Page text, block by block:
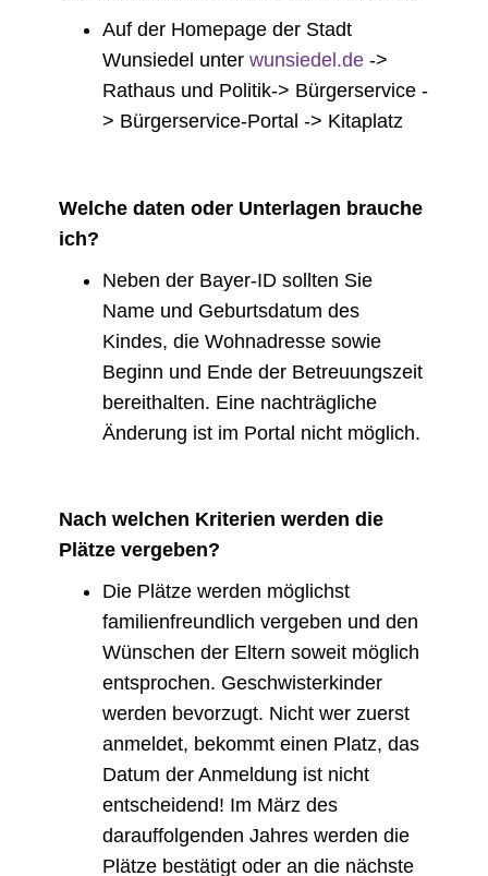
Auf der Homepage der Stadt
Wunsiedel unterwunsiedel.de ->
Rathaus und Politik-> Bürgerservice -
> Bürgerservice-Portal -> Kitaplatz
Welche daten oder Unterlagen brauche
ich?
Neben der Bayer-ID sollten Sie
Name und Geburtsdatum des
Kindes, die Wohnadresse sowie
Beginn und Ende der Betreuungszeit
bereithalten. Eine nachträgliche
Änderung ist im Portal nicht möglich.
Nach welchen Kriterien werden die
Plätze vergeben?
Die Plätze werden möglichst
familienfreundlich vergeben und den
Wünschen der Eltern soweit möglich
entsprochen. Geschwisterkinder
werden bevorzugt. Nicht wer zuerst
anmeldet, bekommt einen Platz, das
Datum der Anmeldung ist nicht
entscheidend! Im März des
darauffolgenden Jahres werden die
Plätze bestätigt oder an die nächste